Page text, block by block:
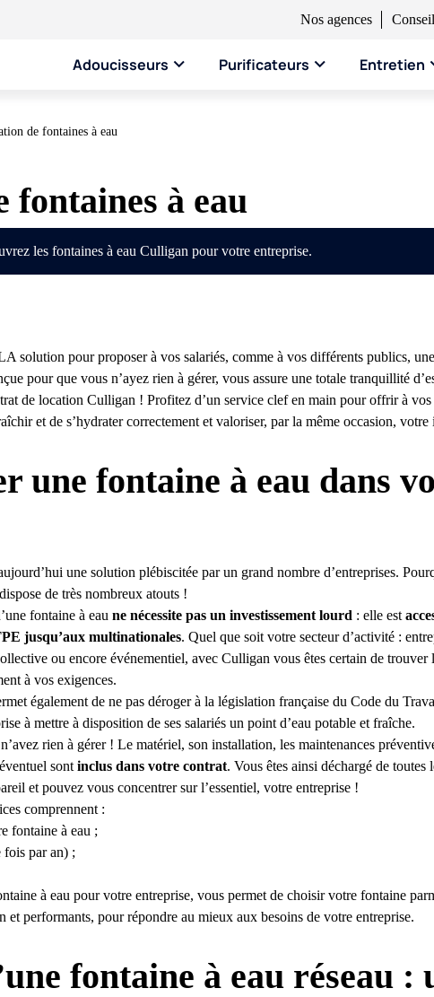
Nos agences
Adoucisseurs Purificateurs Entretien
de fontaines à eau
fontaines à eau
les fontaines à eau Culligan pour votre entreprise.
solution pour proposer à vos salariés, comme à vos différents publics,
pour que vous n’ayez rien à gérer, vous assure une totale tranquillité
de location Culligan ! Profitez d’un service clef en main pour offrir à vos
et de s’hydrater correctement et valoriser, par la même occasion, votre
une fontaine à eau dans
une solution plébiscitée par un grand nombre d’entreprises.
de très nombreux atouts !
fontaine à eau ne nécessite pas un investissement lourd : elle est
jusqu’aux multinationales. Quel que soit votre secteur d’activité :
ou encore événementiel, avec Culligan vous êtes certain de trouver
à vos exigences.
également de ne pas déroger à la législation française du Code du
à mettre à disposition de ses salariés un point d’eau potable et fraîche.
rien à gérer ! Le matériel, son installation, les maintenances
sont inclus dans votre contrat. Vous êtes ainsi déchargé de toutes
et pouvez vous concentrer sur l’essentiel, votre entreprise !
comprennent :
fontaine à eau ;
fois par an) ;
à eau pour votre entreprise, vous permet de choisir votre fontaine
et performants, pour répondre au mieux aux besoins de votre entreprise.
fontaine à eau réseau :